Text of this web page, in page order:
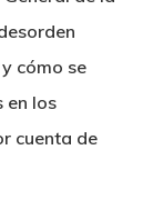
cómo se
en los
cuenta de